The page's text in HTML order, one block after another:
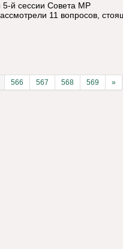
5-й сессии Совета МР
11 вопросов,
566 567 568 569 »